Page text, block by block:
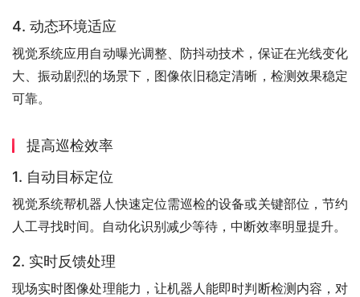
4. 动态环境适应
视觉系统应用自动曝光调整、防抖动技术，保证在光线变化
大、振动剧烈的场景下，图像依旧稳定清晰，检测效果稳定
可靠。
提高巡检效率
1. 自动目标定位
视觉系统帮机器人快速定位需巡检的设备或关键部位，节约
人工寻找时间。自动化识别减少等待，中断效率明显提升。
2. 实时反馈处理
现场实时图像处理能力，让机器人能即时判断检测内容，对